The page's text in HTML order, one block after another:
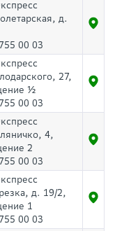
д.
00 03
27,
½
00 03
4,
2
00 03
д. 19/2,
1
00 03